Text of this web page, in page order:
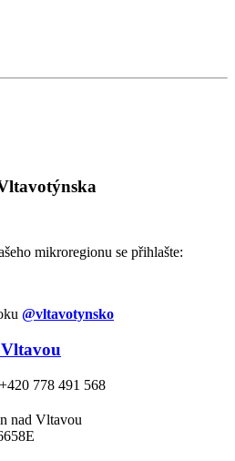
mikroregionu se přihlašte:
@vltavotynsko
778 491 568
nad Vltavou